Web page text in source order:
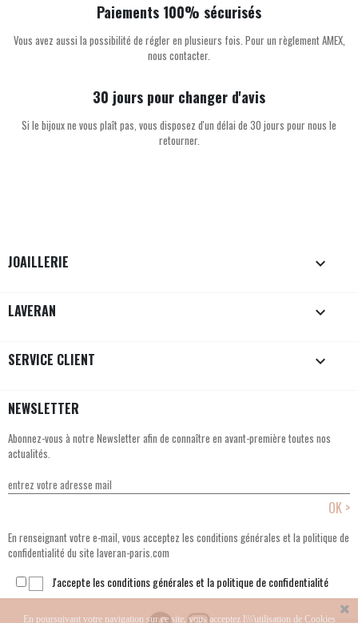
Paiements 100% sécurisés
Vous avez aussi la possibilité de régler en plusieurs fois. Pour un règlement AMEX,
nous contacter.
30 jours pour changer d'avis
Si le bijoux ne vous plaît pas, vous disposez d'un délai de 30 jours pour nous le
retourner.
JOAILLERIE 
LAVERAN 
SERVICE CLIENT 
NEWSLETTER
Abonnez-vous à notre Newsletter afin de connaître en avant-première toutes nos
actualités.
En renseignant votre e-mail, vous acceptez les conditions générales et la politique de
confidentialité du site laveran-paris.com
J'accepte les conditions générales et la politique de confidentialité
En poursuivant votre navigation sur ce site, vous acceptez l\\\'utilisation de Cookies